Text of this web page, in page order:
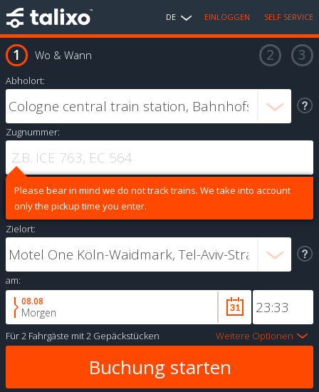
DE EINLOGGEN SELF SERVICE
Wo & Wann
Abholort:
Zugnummer:
Please bear in mind we do not track trains. We take into account
only the pickup time you enter.
Zielort:
am:
08.08
Morgen
Für2 Fahrgäste mit2 Gepäckstücken Weitere Optionen